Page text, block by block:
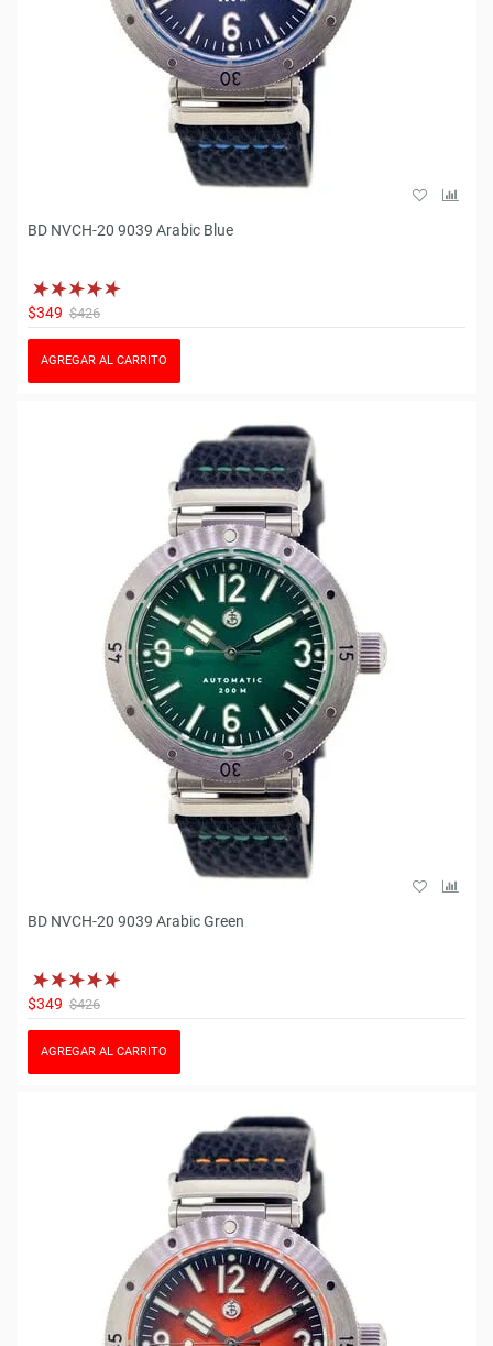
BD NVCH-20 9039 Arabic Blue
$349 $426
AGREGAR AL CARRITO
BD NVCH-20 9039 Arabic Green
$349 $426
AGREGAR AL CARRITO